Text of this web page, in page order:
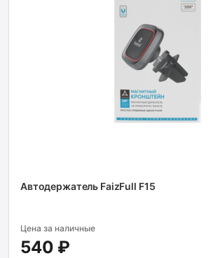
Автодержатель FaizFull F15
Цена за наличные
540 ₽